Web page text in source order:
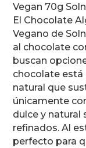
Vegan 70g
El Chocolate
Vegano de
al chocolate
buscan
chocolate está
natural que
únicamente
dulce y natural
refinados. Al
perfecto para